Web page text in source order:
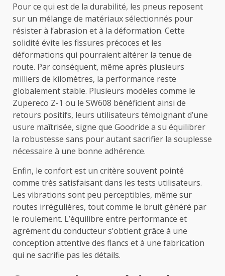
Pour ce qui est de la durabilité, les pneus reposent
sur un mélange de matériaux sélectionnés pour
résister à l’abrasion et à la déformation. Cette
solidité évite les fissures précoces et les
déformations qui pourraient altérer la tenue de
route. Par conséquent, même après plusieurs
milliers de kilomètres, la performance reste
globalement stable. Plusieurs modèles comme le
Zupereco Z-1 ou le SW608 bénéficient ainsi de
retours positifs, leurs utilisateurs témoignant d’une
usure maîtrisée, signe que Goodride a su équilibrer
la robustesse sans pour autant sacrifier la souplesse
nécessaire à une bonne adhérence.
Enfin, le confort est un critère souvent pointé
comme très satisfaisant dans les tests utilisateurs.
Les vibrations sont peu perceptibles, même sur
routes irrégulières, tout comme le bruit généré par
le roulement. L’équilibre entre performance et
agrément du conducteur s’obtient grâce à une
conception attentive des flancs et à une fabrication
qui ne sacrifie pas les détails.